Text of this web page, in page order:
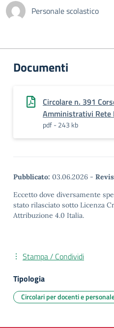
Personale scolastico
Documenti
Circolare n. 391
Amministrativi Rete
pdf - 243 kb
Pubblicato: 03.06.2026 -
Eccetto dove diversamente
stato rilasciato sotto Licenza
Attribuzione 4.0 Italia.
Stampa / Condividi
Tipologia
Circolari per docenti e